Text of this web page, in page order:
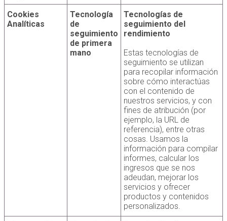
Cookies
Analíticas
Tecnología
de
seguimiento
de primera
mano
Tecnologías de
seguimiento del
rendimiento
Estas tecnologías de
seguimiento se utilizan
para recopilar información
sobre cómo interactúas
con el contenido de
nuestros servicios, y con
fines de atribución (por
ejemplo, la URL de
referencia), entre otras
cosas. Usamos la
información para compilar
informes, calcular los
ingresos que se nos
adeudan, mejorar los
servicios y ofrecer
productos y contenidos
personalizados.